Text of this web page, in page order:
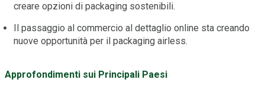
creare opzioni di packaging sostenibili.
Il passaggio al commercio al dettaglio online sta creando
nuove opportunità per il packaging airless.
Approfondimenti sui Principali Paesi